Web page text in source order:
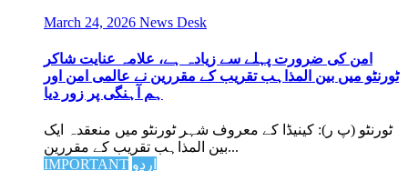
March 24, 2026 News Desk
امن کی ضرورت پہلے سے زیادہ ہے، علامہ عنایت شاکر
ٹورنٹو میں بین المذاہب تقریب کے مقررین نے عالمی امن اور
ہم آہنگی پر زور دیا
ٹورنٹو (پ ر): کینیڈا کے معروف شہر ٹورنٹو میں منعقدہ ایک
بین المذاہب تقریب کے مقررین...
IMPORTANT اردو